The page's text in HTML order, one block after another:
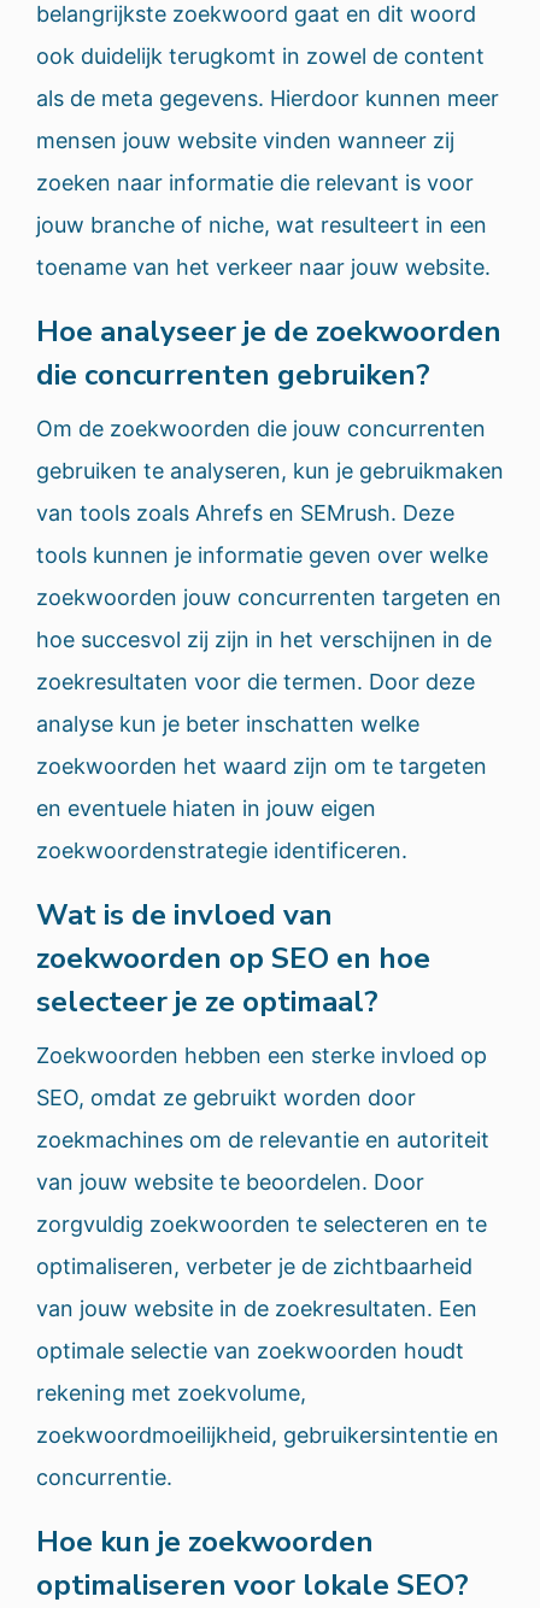
belangrijkste zoekwoord gaat en dit woord
ook duidelijk terugkomt in zowel de content
als de meta gegevens. Hierdoor kunnen meer
mensen jouw website vinden wanneer zij
zoeken naar informatie die relevant is voor
jouw branche of niche, wat resulteert in een
toename van het verkeer naar jouw website.
Hoe analyseer je de zoekwoorden
die concurrenten gebruiken?
Om de zoekwoorden die jouw concurrenten
gebruiken te analyseren, kun je gebruikmaken
van tools zoals Ahrefs en SEMrush. Deze
tools kunnen je informatie geven over welke
zoekwoorden jouw concurrenten targeten en
hoe succesvol zij zijn in het verschijnen in de
zoekresultaten voor die termen. Door deze
analyse kun je beter inschatten welke
zoekwoorden het waard zijn om te targeten
en eventuele hiaten in jouw eigen
zoekwoordenstrategie identificeren.
Wat is de invloed van
zoekwoorden op SEO en hoe
selecteer je ze optimaal?
Zoekwoorden hebben een sterke invloed op
SEO, omdat ze gebruikt worden door
zoekmachines om de relevantie en autoriteit
van jouw website te beoordelen. Door
zorgvuldig zoekwoorden te selecteren en te
optimaliseren, verbeter je de zichtbaarheid
van jouw website in de zoekresultaten. Een
optimale selectie van zoekwoorden houdt
rekening met zoekvolume,
zoekwoordmoeilijkheid, gebruikersintentie en
concurrentie.
Hoe kun je zoekwoorden
optimaliseren voor lokale SEO?